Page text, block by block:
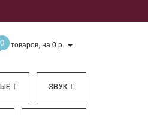
0 товаров, на 0 р.
ЗВУК